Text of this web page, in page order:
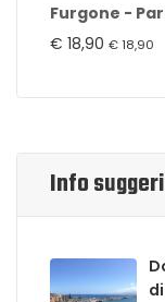
Furgone -
€ 18,90 €18,90
Info